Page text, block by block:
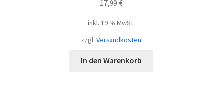
17,99 €
inkl. 19 % MwSt.
zzgl. Versandkosten
In den Warenkorb